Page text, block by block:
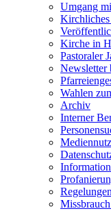
Umgang
Kirche in
Pastoraler
Newsletter
Wahlen
Archiv
Interner